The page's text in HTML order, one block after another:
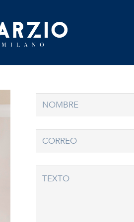
Colección
Origen